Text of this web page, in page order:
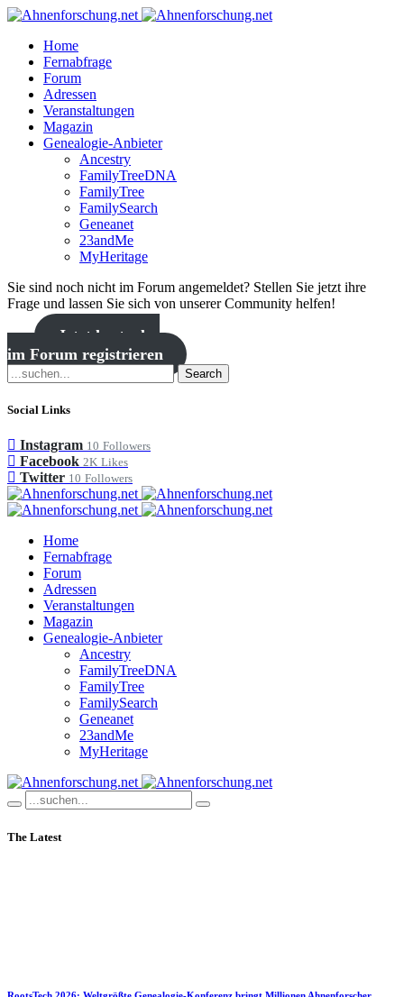
Home
Fernabfrage
Forum
Adressen
Veranstaltungen
Magazin
Genealogie-Anbieter
Ancestry
FamilyTreeDNA
FamilyTree
FamilySearch
Geneanet
23andMe
MyHeritage
Sie sind noch nicht im Forum angemeldet? Stellen Sie jetzt ihre
Frage und lassen Sie sich von unserer Community helfen!
Jetzt kostenlos
im Forum registrieren
Search
Social Links
Instagram 10 Followers
Facebook 2K Likes
Twitter 10 Followers
Home
Fernabfrage
Forum
Adressen
Veranstaltungen
Magazin
Genealogie-Anbieter
Ancestry
FamilyTreeDNA
FamilyTree
FamilySearch
Geneanet
23andMe
MyHeritage
The Latest